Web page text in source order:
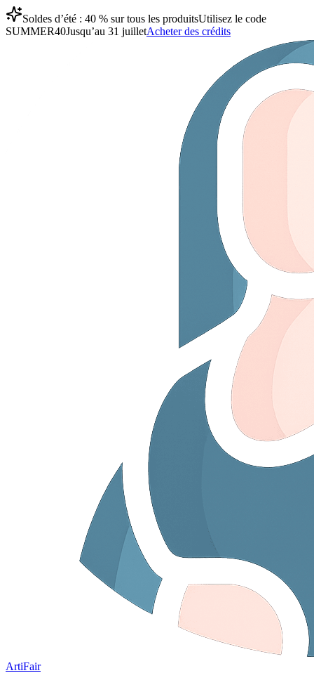
Soldes d’été : 40 % sur tous les produitsUtilisez le code
SUMMER40Jusqu’au 31 juilletAcheter des crédits
ArtiFair